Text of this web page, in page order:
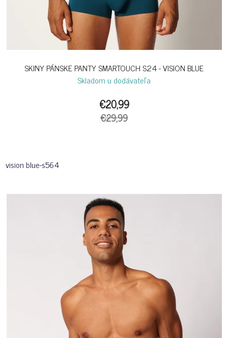
SKINY PÁNSKE PANTY SMARTOUCH S24 - VISION BLUE
Skladom u dodávateľa
€20,99
€29,99
vision blue-s564